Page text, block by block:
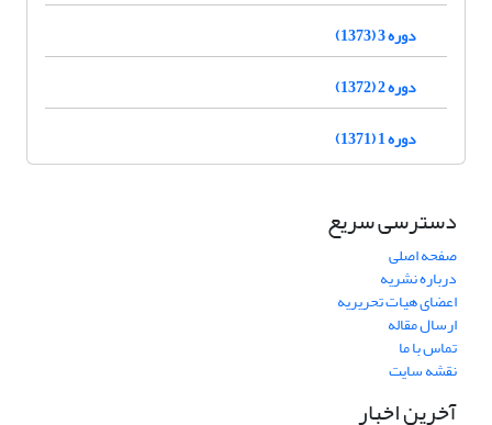
دوره 3 (1373)
دوره 2 (1372)
دوره 1 (1371)
دسترسی سریع
صفحه اصلی
درباره نشریه
اعضای هیات تحریریه
ارسال مقاله
تماس با ما
نقشه سایت
آخرین اخبار